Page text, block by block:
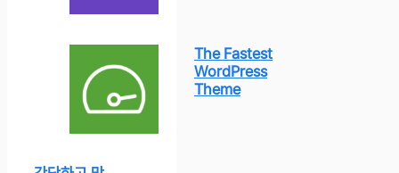
The Fastest
WordPress
Theme